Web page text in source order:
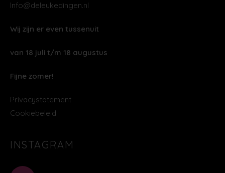
Info@deleukedingen.nl
Wij zijn er even tussenuit
van 18 juli t/m 18 augustus
Fijne zomer!
Privacystatement
Cookiebeleid
INSTAGRAM